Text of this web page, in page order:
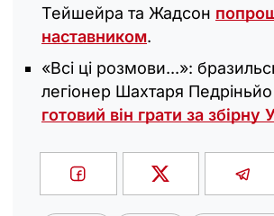
Тейшейра та Жадсон
наставником.
«Всі ці розмови...»:
легіонер Шахтаря
готовий він грати за збірну